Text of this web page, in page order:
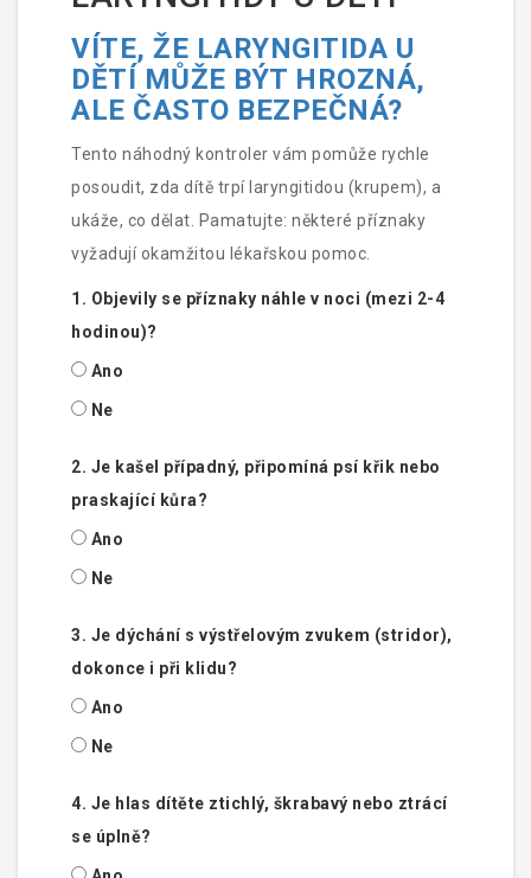
VÍTE, ŽE LARYNGITIDA U
DĚTÍ MŮŽE BÝT HROZNÁ,
ALE ČASTO BEZPEČNÁ?
Tento náhodný kontroler vám pomůže rychle
posoudit, zda dítě trpí laryngitidou (krupem), a
ukáže, co dělat. Pamatujte: některé příznaky
vyžadují okamžitou lékařskou pomoc.
1. Objevily se příznaky náhle v noci (mezi 2-4
hodinou)?
Ano
Ne
2. Je kašel případný, připomíná psí křik nebo
praskající kůra?
Ano
Ne
3. Je dýchání s výstřelovým zvukem (stridor),
dokonce i při klidu?
Ano
Ne
4. Je hlas dítěte ztichlý, škrabavý nebo ztrácí
se úplně?